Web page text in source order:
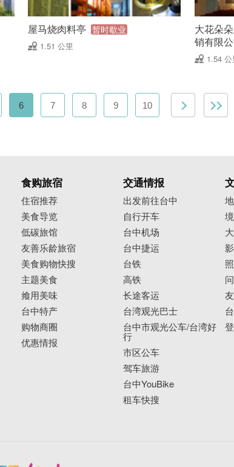
屋马烧肉料亭 暂时歇业
1.51 公里
大花朵
销有限
1.54 公
6 7 8 9 10
食购旅宿
住宿推荐
美食导览
低碳旅馆
友善乐龄旅宿
美食购物快搜
主题美食
飨用美味
台中特产
购物商圈
优惠情报
交通情报
出发前往台中
自行开车
台中机场
台中捷运
台铁
高铁
长途客运
台湾观光巴士
台中市观光公车/台湾好
行
市区公车
驾车旅游
台中YouBike
租车快搜